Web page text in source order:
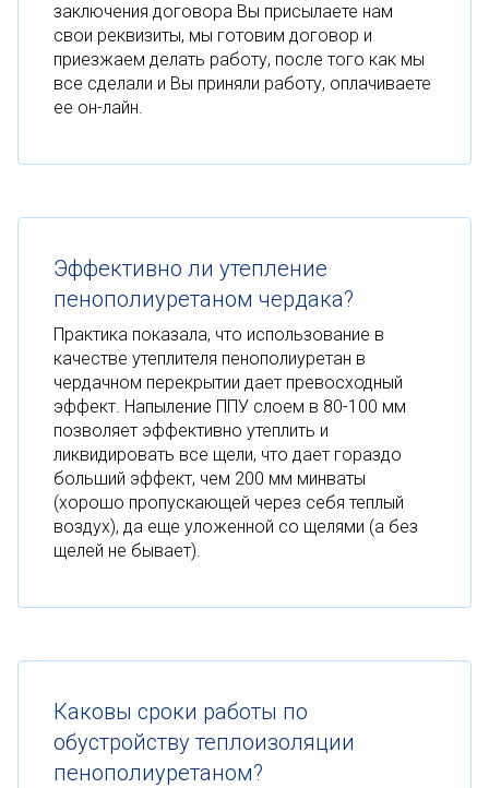
заключения договора Вы присылаете нам
свои реквизиты, мы готовим договор и
приезжаем делать работу, после того как мы
все сделали и Вы приняли работу, оплачиваете
ее он-лайн.
Эффективно ли утепление
пенополиуретаном чердака?
Практика показала, что использование в
качестве утеплителя пенополиуретан в
чердачном перекрытии дает превосходный
эффект. Напыление ППУ слоем в 80-100 мм
позволяет эффективно утеплить и
ликвидировать все щели, что дает гораздо
больший эффект, чем 200 мм минваты
(хорошо пропускающей через себя теплый
воздух), да еще уложенной со щелями (а без
щелей не бывает).
Каковы сроки работы по
обустройству теплоизоляции
пенополиуретаном?